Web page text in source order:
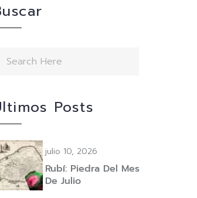
Posts
julio 10, 2026
Rubí: Piedra Del Mes
De Julio